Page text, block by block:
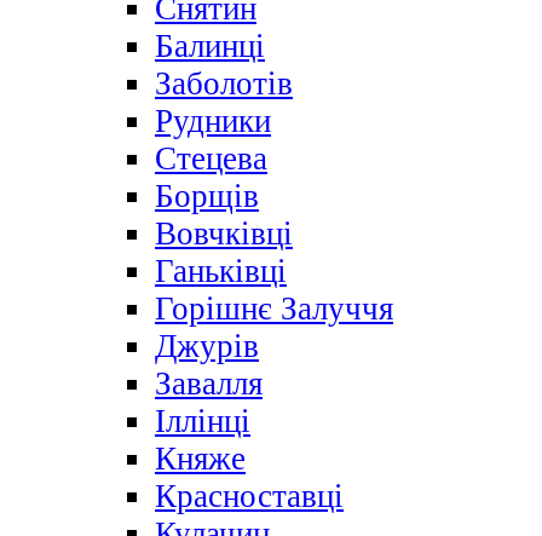
Снятин
Балинці
Заболотів
Рудники
Стецева
Борщів
Вовчківці
Ганьківці
Горішнє Залуччя
Джурів
Завалля
Іллінці
Княже
Красноставці